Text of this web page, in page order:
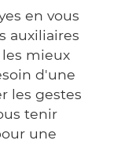
en vous
auxiliaires
mieux
d'une
les gestes
tenir
une